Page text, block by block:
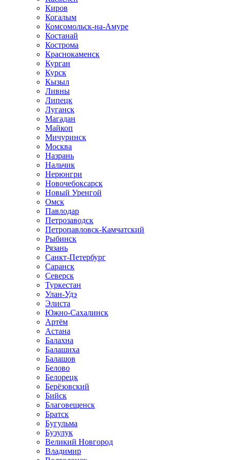
Киров
Когалым
Комсомольск-на-Амуре
Костанай
Кострома
Краснокаменск
Курган
Курск
Кызыл
Ливны
Липецк
Луганск
Магадан
Майкоп
Мичуринск
Москва
Назрань
Нальчик
Нерюнгри
Новочебоксарск
Новый Уренгой
Омск
Павлодар
Петрозаводск
Петропавловск-Камчатский
Рыбинск
Рязань
Санкт-Петербург
Саранск
Северск
Туркестан
Улан-Удэ
Элиста
Южно-Сахалинск
Артём
Астана
Балахна
Балашиха
Балашов
Белово
Белорецк
Берёзовский
Бийск
Благовещенск
Братск
Бугульма
Бузулук
Великий Новгород
Владимир